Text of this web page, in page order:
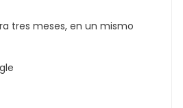
tres meses, en un mismo